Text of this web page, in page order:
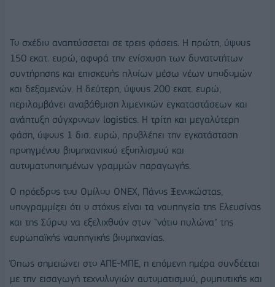
Το σχέδιο αναπτύσσεται σε τρεις φάσεις. Η πρώτη, ύψους
150 εκατ. ευρώ, αφορά την ενίσχυση των δυνατοτήτων
συντήρησης και επισκευής πλοίων μέσω νέων υποδομών
και δεξαμενών. Η δεύτερη, ύψους 200 εκατ. ευρώ,
περιλαμβάνει αναβάθμιση λιμενικών εγκαταστάσεων και
ανάπτυξη σύγχρονων logistics. Η τρίτη και μεγαλύτερη
φάση, ύψους 1 δισ. ευρώ, προβλέπει την εγκατάσταση
προηγμένου βιομηχανικού εξοπλισμού και
αυτοματοποιημένων γραμμών παραγωγής.
Ο πρόεδρος του Ομίλου ONEX, Πάνος Ξενοκώστας,
υπογραμμίζει ότι ο στόχος είναι τα ναυπηγεία της Ελευσίνας
και της Σύρου να εξελιχθούν στον "νότιο πυλώνα" της
ευρωπαϊκής ναυπηγικής βιομηχανίας.
Όπως σημειώνει στο ΑΠΕ-ΜΠΕ, η επόμενη ημέρα συνδέεται
με την εισαγωγή τεχνολογιών αυτοματισμού, ρομποτικής και